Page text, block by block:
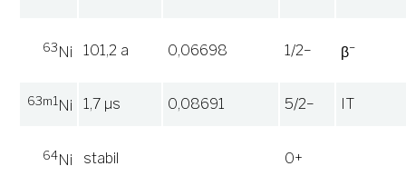
63 Ni 101,2 a 0,06698 1/2− β−
63m1 Ni 1,7 µs 0,08691 5/2− IT
64Ni stabil 0+